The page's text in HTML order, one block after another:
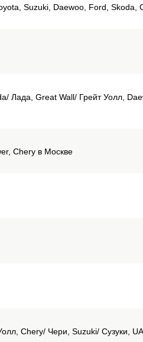
Suzuki, Daewoo, Ford, Skoda,
Лада, Great Wall/ Грейт Уолл,
Chery в Москве
Chery/ Чери, Suzuki/ Сузуки,